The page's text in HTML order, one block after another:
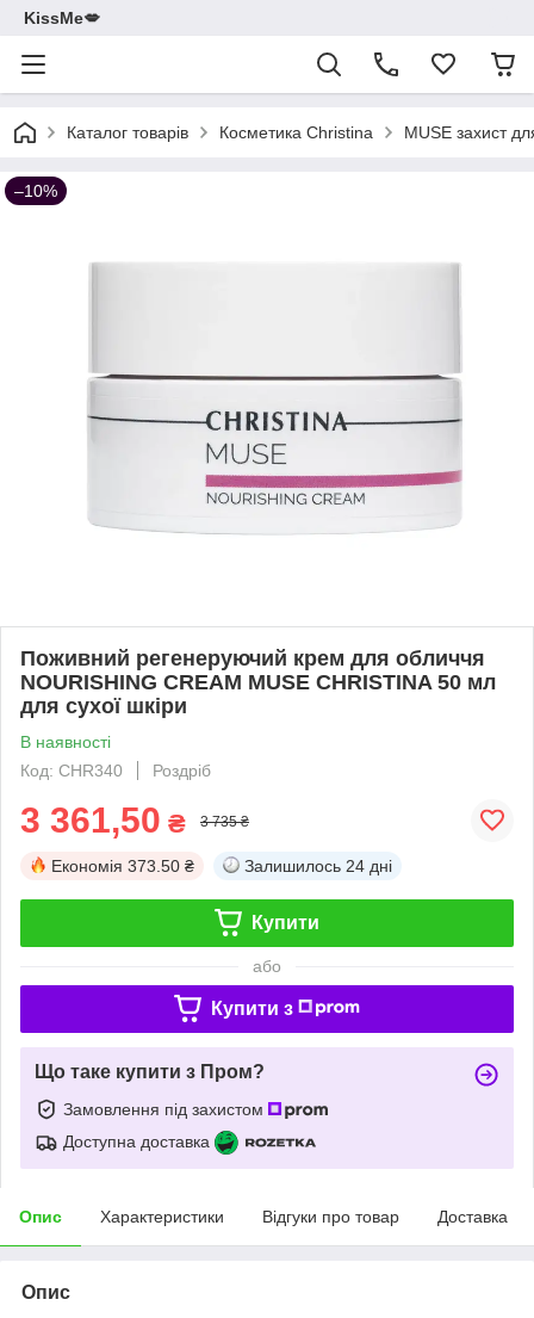
KissMe💋
Каталог товарів Косметика Christina MUSE захист
–10%
Поживний регенеруючий крем для обличчя
NOURISHING CREAM MUSE CHRISTINA 50 мл
для сухої шкіри
В наявності
Код: CHR340
Роздріб
3 361,50 ₴ 3 735 ₴
Економія 373.50 ₴ Залишилось 24 дні
Купити
або
Купити з
Що таке купити з Пром?
Замовлення під захистом
Доступна доставка
Опис Характеристики Відгуки про товар Доставка
Опис